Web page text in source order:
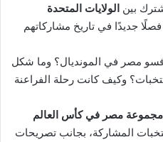
بين الولايات المتحدة
فصلًا جديدًا في تاريخ مشاركاتهم
مصر في المونديال؟ وما شكل
وكيف كانت رحلة الفراعنة
مجموعة مصر في كأس العالم
المشاركة، بجانب تصريحات